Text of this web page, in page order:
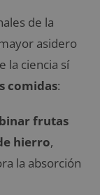
de la
asidero
la ciencia sí
comidas:
frutas
hierro,
la absorción